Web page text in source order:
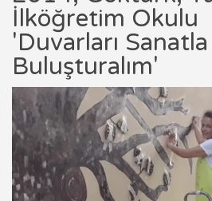
İlköğretim Okulu
'Duvarları Sanatla
Buluşturalım'